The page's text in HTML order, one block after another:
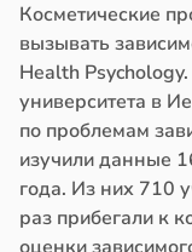
Косметические
вызывать
Health
университета в
по проблемам
изучили данные
года. Из них 710
раз прибегали к